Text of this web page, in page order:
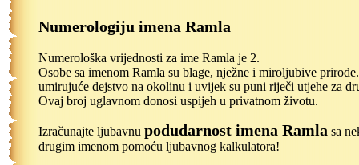
Numerologiju imena Ramla
Numerološka vrijednosti za ime Ramla je 2.
Osobe sa imenom Ramla su blage, nježne i miroljubive
umirujuće dejstvo na okolinu i uvijek su puni riječi utjehe za
Ovaj broj uglavnom donosi uspijeh u privatnom životu.
Izračunajte ljubavnu podudarnost imena Ramla sa
drugim imenom pomoću ljubavnog kalkulatora!